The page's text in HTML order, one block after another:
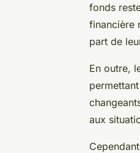
fonds
financière
part de
En outre,
aux